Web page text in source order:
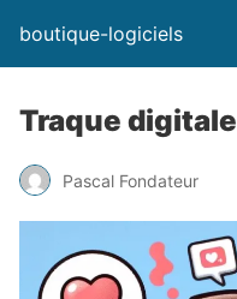
boutique-logiciels
Traque digitale
Pascal Fondateur